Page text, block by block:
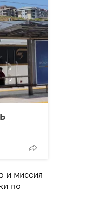
и миссия
по